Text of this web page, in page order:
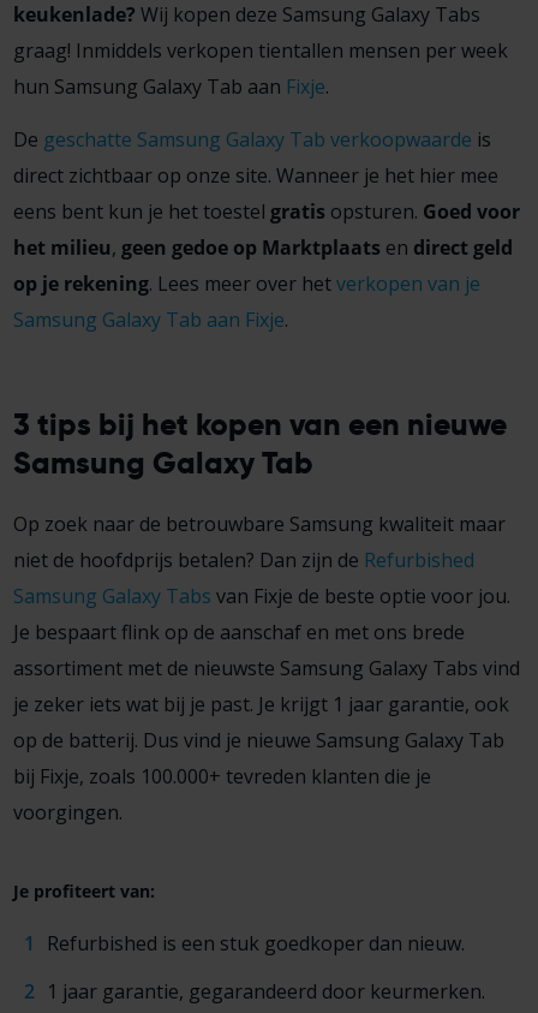
keukenlade? Wij kopen deze Samsung Galaxy Tabs
graag! Inmiddels verkopen tientallen mensen per week
hun Samsung Galaxy Tab aan Fixje.
De geschatte Samsung Galaxy Tab verkoopwaarde is
direct zichtbaar op onze site. Wanneer je het hier mee
eens bent kun je het toestel gratis opsturen. Goed voor
het milieu, geen gedoe op Marktplaats en direct geld
op je rekening. Lees meer over hetverkopen van je
Samsung Galaxy Tab aan Fixje.
3 tips bij het kopen van een nieuwe
Samsung Galaxy Tab
Op zoek naar de betrouwbare Samsung kwaliteit maar
niet de hoofdprijs betalen? Dan zijn de Refurbished
Samsung Galaxy Tabs van Fixje de beste optie voor jou.
Je bespaart flink op de aanschaf en met ons brede
assortiment met de nieuwste Samsung Galaxy Tabs vind
je zeker iets wat bij je past. Je krijgt 1 jaar garantie, ook
op de batterij. Dus vind je nieuwe Samsung Galaxy Tab
bij Fixje, zoals 100.000+ tevreden klanten die je
voorgingen.
Je profiteert van:
Refurbished is een stuk goedkoper dan nieuw.
1 jaar garantie, gegarandeerd door keurmerken.